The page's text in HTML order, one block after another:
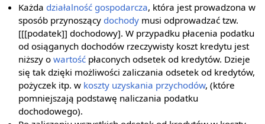
Każda działalność gospodarcza, która jest prowadzona w
sposób przynoszący dochody musi odprowadzać tzw.
[[[podatek]] dochodowy]. W przypadku płacenia podatku
od osiąganych dochodów rzeczywisty koszt kredytu jest
niższy owartość płaconych odsetek od kredytów. Dzieje
się tak dzięki możliwości zaliczania odsetek od kredytów,
pożyczek itp. w koszty uzyskania przychodów, (które
pomniejszają podstawę naliczania podatku
dochodowego).